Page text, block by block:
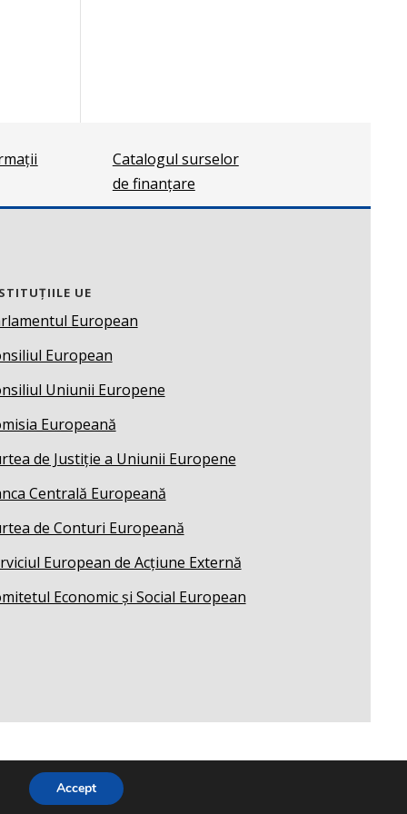
Catalogul surselor
de finanțare
UE
European
European
Uniunii Europene
Europeană
de Justiție a Uniunii Europene
Centrală Europeană
de Conturi Europeană
European de Acțiune Externă
Economic și Social European
Accept